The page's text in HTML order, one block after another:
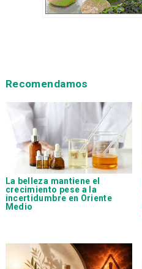
Recomendamos
La belleza mantiene el
crecimiento pese a la
incertidumbre en Oriente
Medio